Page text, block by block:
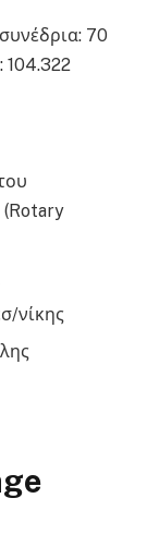
70
104.322
(Rotary
νίκης